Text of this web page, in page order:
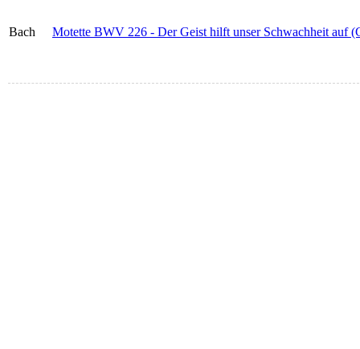
Bach Motette BWV 226 - Der Geist hilft unser Schwachheit auf